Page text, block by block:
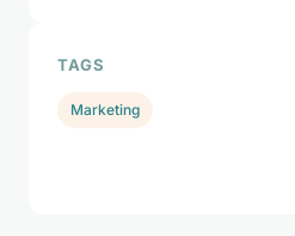
TAGS
Marketing